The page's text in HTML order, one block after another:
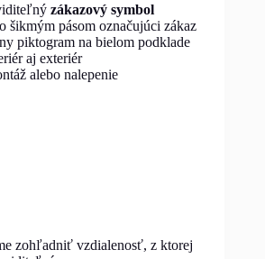
zákazový symbol
šikmým pásom označujúci zákaz
piktogram na bielom podklade
aj exteriér
alebo nalepenie
zohľadniť vzdialenosť, z ktorej